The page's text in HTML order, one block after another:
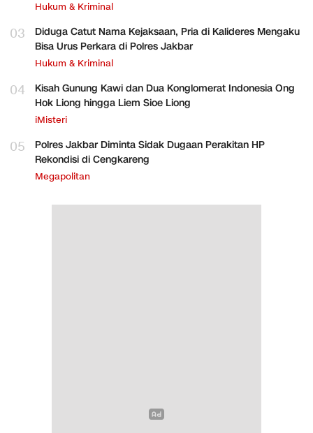
Hukum & Kriminal
03
Diduga Catut Nama Kejaksaan, Pria di Kalideres Mengaku
Bisa Urus Perkara di Polres Jakbar
Hukum & Kriminal
04
Kisah Gunung Kawi dan Dua Konglomerat Indonesia Ong
Hok Liong hingga Liem Sioe Liong
iMisteri
05
Polres Jakbar Diminta Sidak Dugaan Perakitan HP
Rekondisi di Cengkareng
Megapolitan